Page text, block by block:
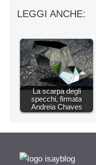
LEGGI ANCHE:
La scarpa degli
specchi, firmata
Andreia Chaves